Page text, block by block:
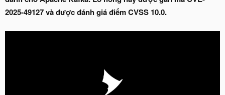
2025-49127 và được đánh giá điểm CVSS 10.0.